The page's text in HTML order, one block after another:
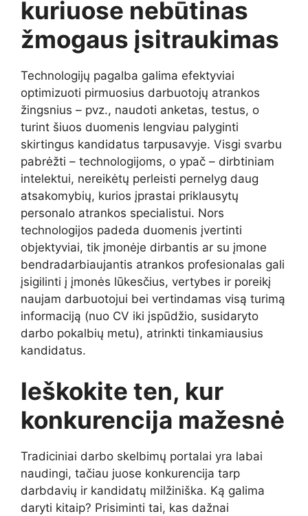
kuriuose nebūtinas
žmogaus įsitraukimas
Technologijų pagalba galima efektyviai
optimizuoti pirmuosius darbuotojų atrankos
žingsnius – pvz., naudoti anketas, testus, o
turint šiuos duomenis lengviau palyginti
skirtingus kandidatus tarpusavyje. Visgi svarbu
pabrėžti – technologijoms, o ypač – dirbtiniam
intelektui, nereikėtų perleisti pernelyg daug
atsakomybių, kurios įprastai priklausytų
personalo atrankos specialistui. Nors
technologijos padeda duomenis įvertinti
objektyviai, tik įmonėje dirbantis ar su įmone
bendradarbiaujantis atrankos profesionalas gali
įsigilinti į įmonės lūkesčius, vertybes ir poreikį
naujam darbuotojui bei vertindamas visą turimą
informaciją (nuo CV iki įspūdžio, susidaryto
darbo pokalbių metu), atrinkti tinkamiausius
kandidatus.
Ieškokite ten, kur
konkurencija mažesnė
Tradiciniai darbo skelbimų portalai yra labai
naudingi, tačiau juose konkurencija tarp
darbdavių ir kandidatų milžiniška. Ką galima
daryti kitaip? Prisiminti tai, kas dažnai